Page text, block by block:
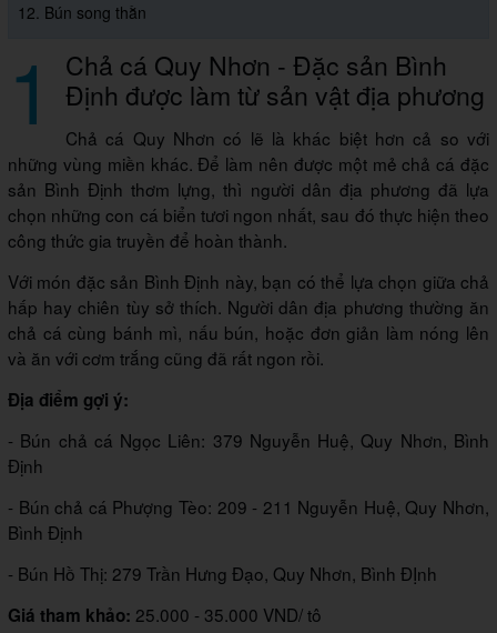
12. Bún song thằn
1 Chả cá Quy Nhơn - Đặc sản Bình
Định được làm từ sản vật địa phương
Chả cá Quy Nhơn có lẽ là khác biệt hơn cả so với
những vùng miền khác. Để làm nên được một mẻ chả cá đặc
sản Bình Định thơm lựng, thì người dân địa phương đã lựa
chọn những con cá biển tươi ngon nhất, sau đó thực hiện theo
công thức gia truyền để hoàn thành.
Với món đặc sản Bình Định này, bạn có thể lựa chọn giữa chả
hấp hay chiên tùy sở thích. Người dân địa phương thường ăn
chả cá cùng bánh mì, nấu bún, hoặc đơn giản làm nóng lên
và ăn với cơm trắng cũng đã rất ngon rồi.
Địa điểm gợi ý:
- Bún chả cá Ngọc Liên: 379 Nguyễn Huệ, Quy Nhơn, Bình
Định
- Bún chả cá Phượng Tèo: 209 - 211 Nguyễn Huệ, Quy Nhơn,
Bình Định
- Bún Hồ Thị: 279 Trần Hưng Đạo, Quy Nhơn, Bình ĐỊnh
Giá tham khảo: 25.000 - 35.000 VND/ tô